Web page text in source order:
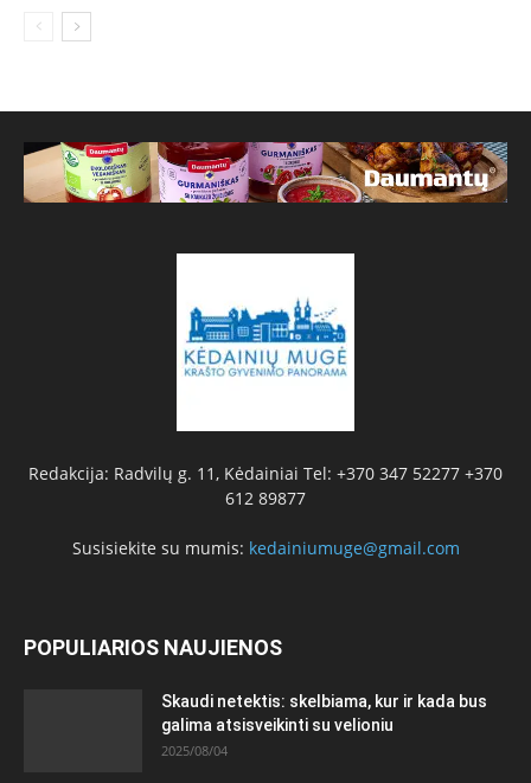
Redakcija: Radvilų g. 11, Kėdainiai Tel: +370 347 52277 +370
612 89877
Susisiekite su mumis: kedainiumuge@gmail.com
POPULIARIOS NAUJIENOS
Skaudi netektis: skelbiama, kur ir kada bus
galima atsisveikinti su velioniu
2025/08/04